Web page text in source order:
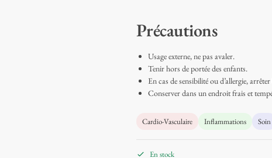
Précautions
Usage externe, ne pas avaler.
Tenir hors de portée des enfants.
En cas de sensibilité ou d’allergie,
Conserver dans un endroit frais et
Cardio-Vasculaire Inflammations Soin
En stock